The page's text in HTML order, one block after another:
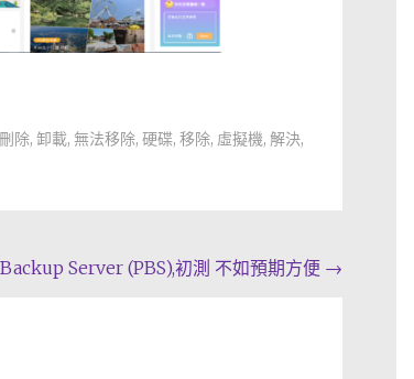
刪除, 卸載, 無法移除, 硬碟, 移除, 虛擬機, 解決,
Server (PBS),初測 不如預期方便 →